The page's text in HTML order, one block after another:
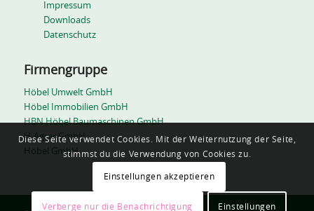
Impressum
Downloads
Datenschutz
Firmengruppe
Höbel Umwelt GmbH
Höbel Immobilien GmbH
HBN Höbel Baumaschinen GmbH
H-Agrar GmbH
Höbel GmbH
Diese Seite verwendet Cookies. Mit der Weiternutzung der Seite,
stimmst du die Verwendung von Cookies zu.
Einstellungen akzeptieren
Verberge nur die Benachrichtigung Einstellungen